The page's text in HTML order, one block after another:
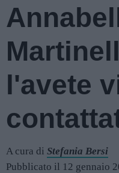
l'avete
A cura di Stefania Bersi
Pubblicato il 12 gennaio